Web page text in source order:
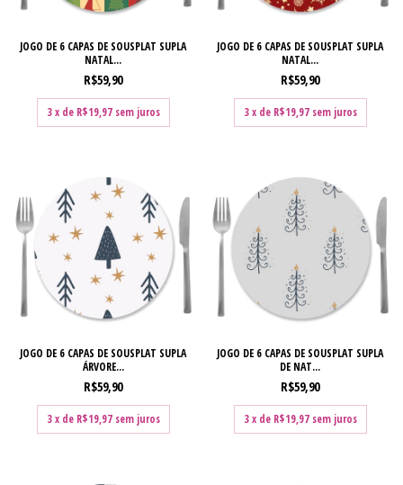
JOGO DE 6 CAPAS DE SOUSPLAT SUPLA
NATAL...
R$59,90
3 x de R$19,97 sem juros
JOGO DE 6 CAPAS DE SOUSPLAT SUPLA
NATAL...
R$59,90
3 x de R$19,97 sem juros
JOGO DE 6 CAPAS DE SOUSPLAT SUPLA
ÁRVORE...
R$59,90
3 x de R$19,97 sem juros
JOGO DE 6 CAPAS DE SOUSPLAT SUPLA
DE NAT...
R$59,90
3 x de R$19,97 sem juros